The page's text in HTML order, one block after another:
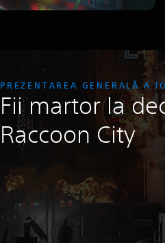
PREZENTAREA GENERALĂ A
Fii martor la
Raccoon City